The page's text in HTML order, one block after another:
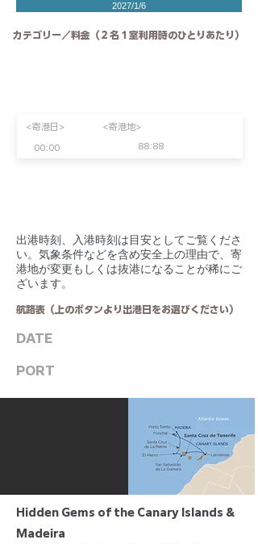
<寄港日>
00:00 88:88
<寄港地>
2027/1/6
カテゴリー／料金（２名１室利用時のひとりあたり）
​出港時刻、入港時刻は目安としてご覧くださ
い。気象条件などを含め安全上の理由で、寄
港地が変更もしくは抜港になることが稀にご
ざいます。
航路表（上のボタンより出港日をお選びください）
DATE
PORT
Hidden Gems of the Canary Islands &
Madeira